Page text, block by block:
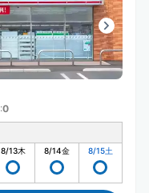
:0
8/13木 8/14金 8/15土